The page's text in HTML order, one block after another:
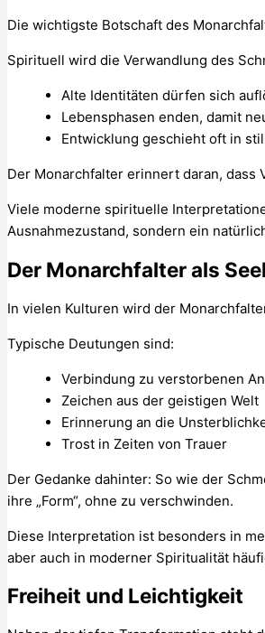
Die wichtigste Botschaft des
Spirituell wird die Verwandlung des
Alte Identitäten dürfen sich
Lebensphasen enden, damit
Entwicklung geschieht oft in
Der Monarchfalter erinnert daran,
Viele moderne spirituelle
Ausnahmezustand, sondern ein
Der Monarchfalter als
In vielen Kulturen wird der
Typische Deutungen sind:
Verbindung zu verstorbenen
Zeichen aus der geistigen Welt
Erinnerung an die
Trost in Zeiten von Trauer
Der Gedanke dahinter: So wie der
ihre „Form“, ohne zu verschwinden.
Diese Interpretation ist besonders in
aber auch in moderner Spiritualität
Freiheit und Leichtigkeit